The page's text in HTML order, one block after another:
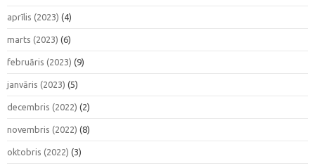
aprīlis (2023) (4)
marts (2023) (6)
februāris (2023) (9)
janvāris (2023) (5)
decembris (2022) (2)
novembris (2022) (8)
oktobris (2022) (3)